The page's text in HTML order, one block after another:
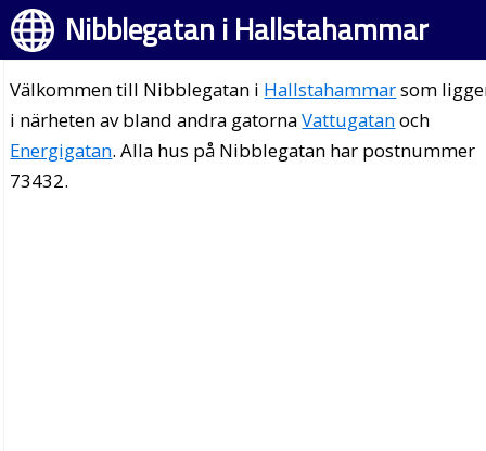
Nibblegatan i Hallstahammar
Välkommen till Nibblegatan i Hallstahammarsom
i närheten av bland andra gatornaVattugatanoch
Energigatan. Alla hus på Nibblegatan har postnummer
73432.